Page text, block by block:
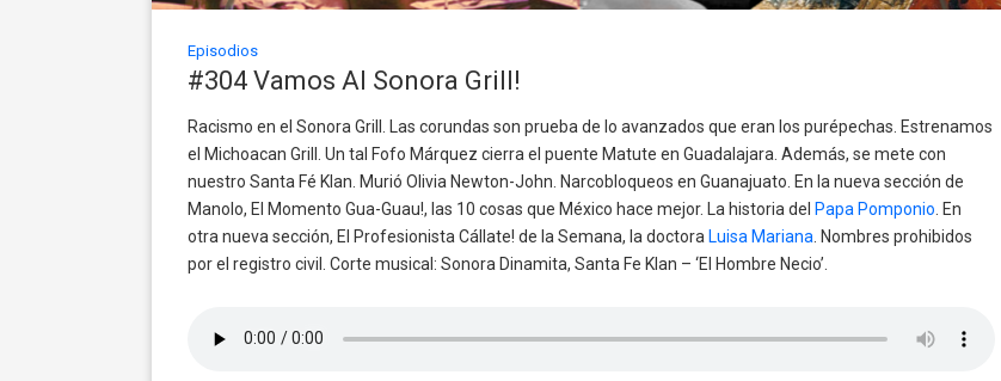
Episodios
#304 Vamos Al Sonora Grill!
Racismo en el Sonora Grill. Las corundas son prueba de lo avanzados que eran los purépechas. Estrenamos
el Michoacan Grill. Un tal Fofo Márquez cierra el puente Matute en Guadalajara. Además, se mete con
nuestro Santa Fé Klan. Murió Olivia Newton-John. Narcobloqueos en Guanajuato. En la nueva sección de
Manolo, El Momento Gua-Guau!, las 10 cosas que México hace mejor. La historia del Papa Pomponio . En
otra nueva sección, El Profesionista Cállate! de la Semana, la doctora Luisa Mariana . Nombres prohibidos
por el registro civil. Corte musical: Sonora Dinamita, Santa Fe Klan – ‘El Hombre Necio’.